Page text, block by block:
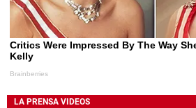
LA PRENSA VIDEOS